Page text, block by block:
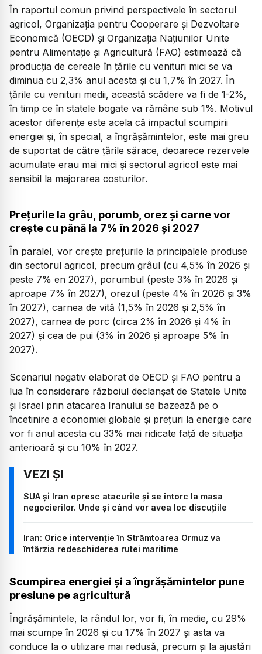
În raportul comun privind perspectivele în sectorul
agricol, Organizația pentru Cooperare și Dezvoltare
Economică (OECD) și Organizația Națiunilor Unite
pentru Alimentație și Agricultură (FAO) estimează că
producția de cereale în țările cu venituri mici se va
diminua cu 2,3% anul acesta și cu 1,7% în 2027. În
țările cu venituri medii, această scădere va fi de 1-2%,
în timp ce în statele bogate va rămâne sub 1%. Motivul
acestor diferențe este acela că impactul scumpirii
energiei și, în special, a îngrășămintelor, este mai greu
de suportat de către țările sărace, deoarece rezervele
acumulate erau mai mici și sectorul agricol este mai
sensibil la majorarea costurilor.
Prețurile la grâu, porumb, orez și carne vor
crește cu până la 7% în 2026 și 2027
În paralel, vor crește prețurile la principalele produse
din sectorul agricol, precum grâul (cu 4,5% în 2026 și
peste 7% en 2027), porumbul (peste 3% în 2026 și
aproape 7% în 2027), orezul (peste 4% în 2026 și 3%
în 2027), carnea de vită (1,5% în 2026 și 2,5% în
2027), carnea de porc (circa 2% în 2026 și 4% în
2027) și cea de pui (3% în 2026 și aproape 5% în
2027).
Scenariul negativ elaborat de OECD și FAO pentru a
lua în considerare războiul declanșat de Statele Unite
și Israel prin atacarea Iranului se bazează pe o
încetinire a economiei globale și prețuri la energie care
vor fi anul acesta cu 33% mai ridicate față de situația
anterioară și cu 10% în 2027.
SUA și Iran opresc atacurile și se întorc la masa
negocierilor. Unde și când vor avea loc discuțiile
Iran: Orice intervenție în Strâmtoarea Ormuz va
întârzia redeschiderea rutei maritime
Scumpirea energiei și a îngrășămintelor pune
presiune pe agricultură
Îngrășămintele, la rândul lor, vor fi, în medie, cu 29%
mai scumpe în 2026 și cu 17% în 2027 și asta va
conduce la o utilizare mai redusă, precum și la ajustări